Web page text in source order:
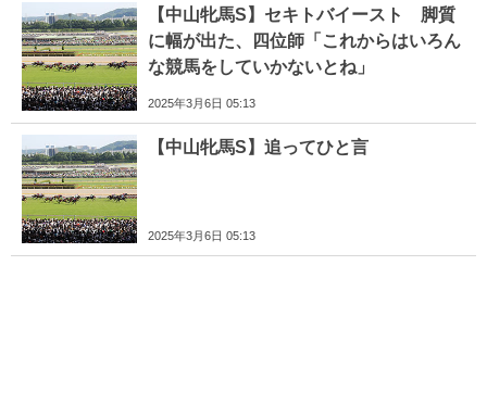
【中山牝馬S】セキトバイースト 脚質
に幅が出た、四位師「これからはいろん
な競馬をしていかないとね」
2025年3月6日 05:13
【中山牝馬S】追ってひと言
2025年3月6日 05:13